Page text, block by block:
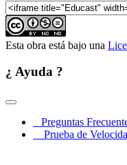
Esta obra está bajo una
¿ Ayuda ?
Preguntas
Prueba de